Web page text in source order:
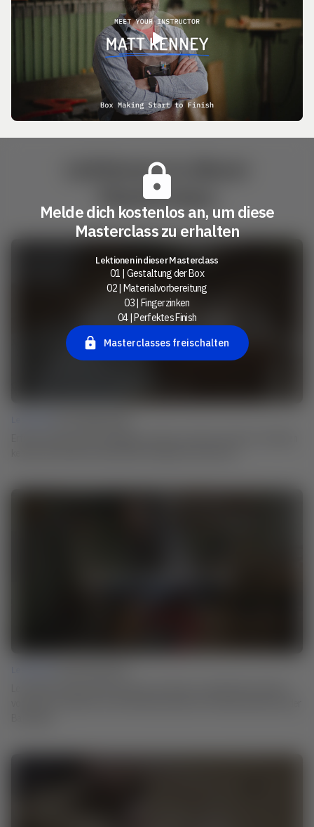
Lektionen in dieser
Masterclass
Melde dich kostenlos an, um diese
Masterclass zu erhalten
Lektionen in dieser Masterclass
01 | Gestaltung der Box
02 | Materialvorbereitung
03 | Fingerzinken
04 | Perfektes Finish
Masterclasses freischalten